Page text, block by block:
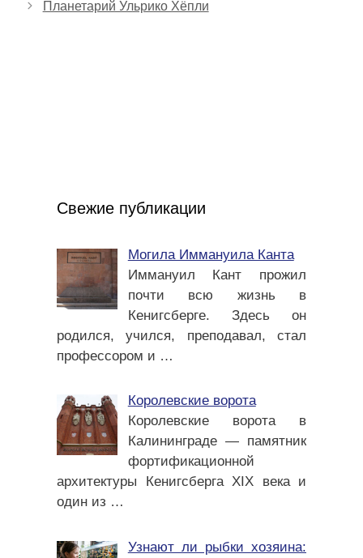
Планетарий Ульрико Хёпли
Свежие публикации
Могила Иммануила Канта
Иммануил Кант прожил
почти всю жизнь в
Кенигсберге. Здесь он
родился, учился, преподавал, стал
профессором и …
Королевские ворота
Королевские ворота в
Калининграде — памятник
фортификационной
архитектуры Кенигсберга XIX века и
один из …
Узнают ли рыбки хозяина: